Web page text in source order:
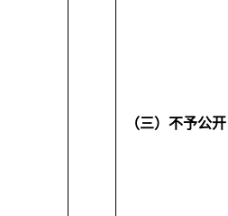
（三）不予公开